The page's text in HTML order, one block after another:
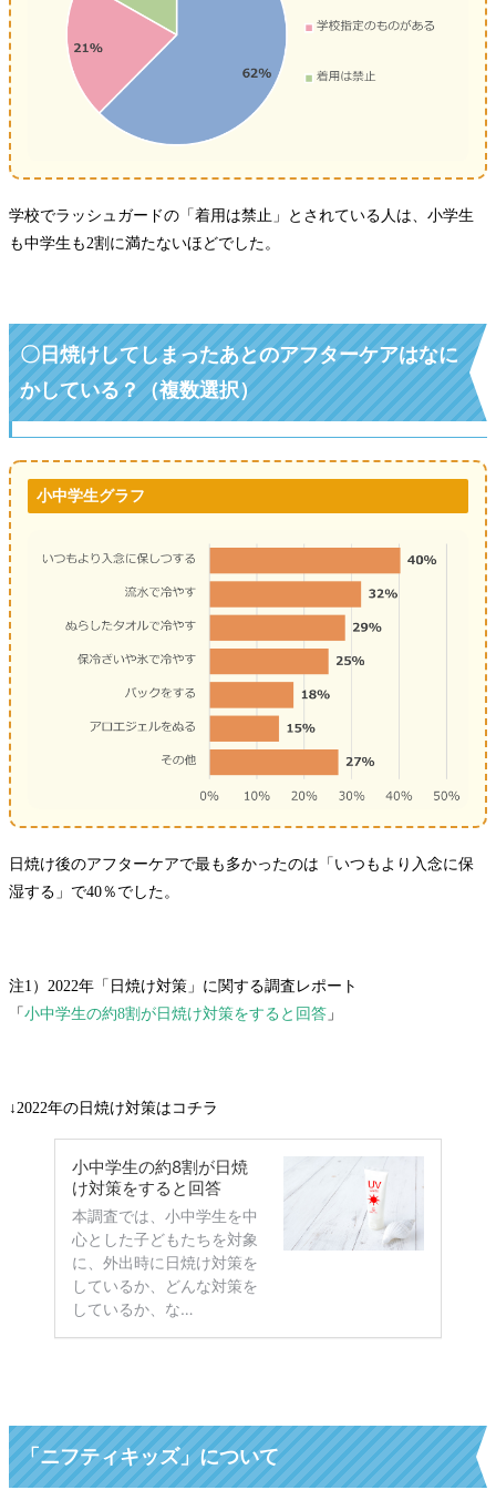
学校でラッシュガードの「着用は禁止」とされている人は、小学生
も中学生も2割に満たないほどでした。
〇日焼けしてしまったあとのアフターケアはなに
かしている？（複数選択）
小中学生グラフ
日焼け後のアフターケアで最も多かったのは「いつもより入念に保
湿する」で40％でした。
注1）2022年「日焼け対策」に関する調査レポート
「 小中学生の約8割が日焼け対策をすると回答 」
↓2022年の日焼け対策はコチラ
「ニフティキッズ」について